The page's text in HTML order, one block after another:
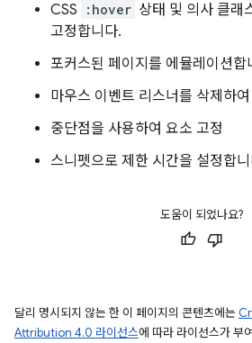
CSS :hover 상태 및 의사 클래
고정합니다.
포커스된 페이지를 에뮬레이션합
마우스 이벤트 리스너를 삭제하
중단점을 사용하여 요소 고정
스니펫으로 제한 시간을 설정합
도움이 되었나요?
달리 명시되지 않는 한 이 페이지의 콘텐츠에는
Attribution 4.0 라이선스에 따라 라이선스가 부